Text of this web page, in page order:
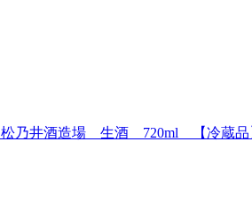
松乃井酒造場 生酒 720ml 【冷蔵品